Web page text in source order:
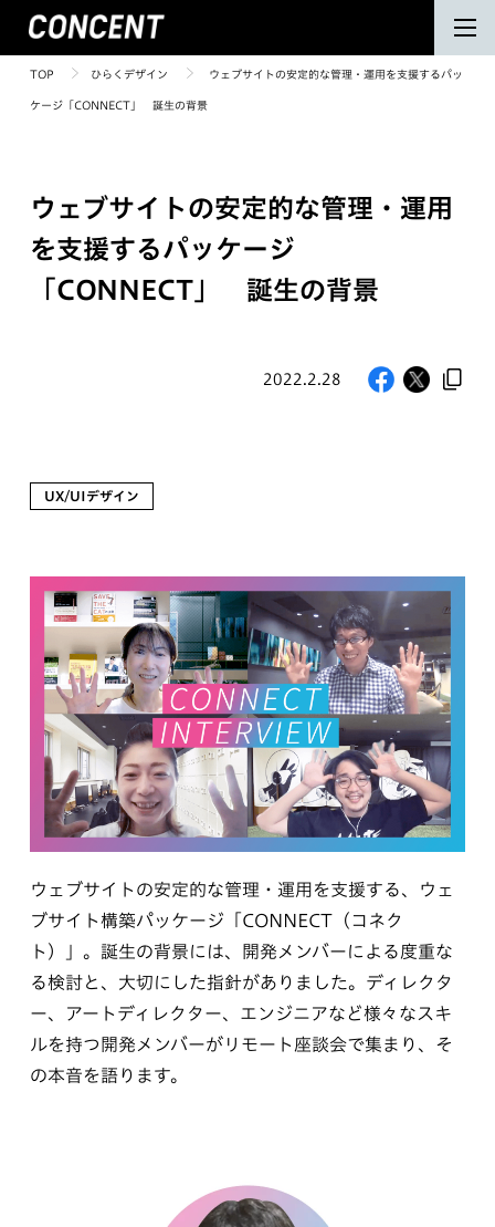
TOP ひらくデザイン ウェブサイトの安定的な管理・運用を支援するパッ
ケージ「CONNECT」 誕生の背景
ウェブサイトの安定的な管理・運用
を支援するパッケージ
「CONNECT」 誕生の背景
2022.2.28
UX/UIデザイン
ウェブサイトの安定的な管理・運用を支援する、ウェ
ブサイト構築パッケージ「CONNECT（コネク
ト）」。誕生の背景には、開発メンバーによる度重な
る検討と、大切にした指針がありました。ディレクタ
ー、アートディレクター、エンジニアなど様々なスキ
ルを持つ開発メンバーがリモート座談会で集まり、そ
の本音を語ります。